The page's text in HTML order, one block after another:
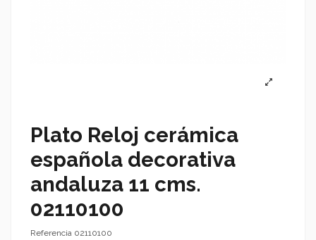
Plato Reloj cerámica
española decorativa
andaluza 11 cms.
02110100
Referencia 02110100